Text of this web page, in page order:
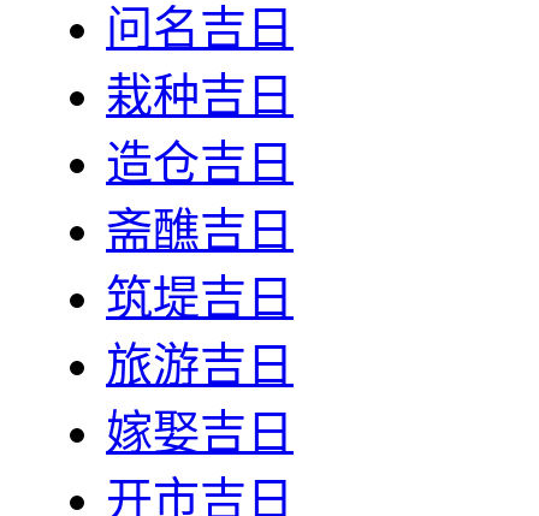
问名吉日
栽种吉日
造仓吉日
斋醮吉日
筑堤吉日
旅游吉日
嫁娶吉日
开市吉日